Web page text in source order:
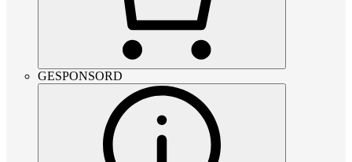
GESPONSORD